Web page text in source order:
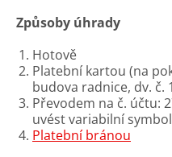
Způsoby úhrady
Hotově
Platební kartou (na
budova radnice, dv. č.
Převodem na č. účtu:
uvést variabilní
Platební bránou